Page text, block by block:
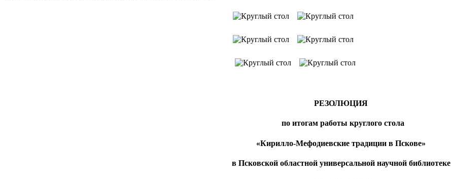
РЕЗОЛЮЦИЯ
по итогам работы круглого стола
«Кирилло-Мефодиевские традиции в Пскове»
в Псковской областной универсальной научной библиотеке